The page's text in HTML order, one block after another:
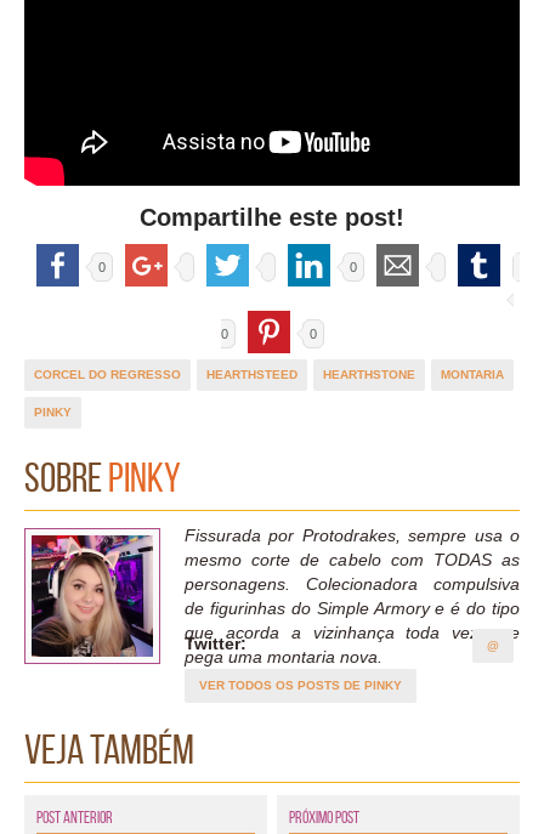
Compartilhe este post!
0 0
0 0
CORCEL DO REGRESSO HEARTHSTEED HEARTHSTONE MONTARIA
PINKY
SobrePinky
Fissurada por Protodrakes, sempre usa o
mesmo corte de cabelo com TODAS as
personagens. Colecionadora compulsiva
de figurinhas do Simple Armory e é do tipo
que acorda a vizinhança toda vez que
pega uma montaria nova.
Twitter: @
VER TODOS OS POSTS DE PINKY
Veja também
Post Anterior Próximo Post